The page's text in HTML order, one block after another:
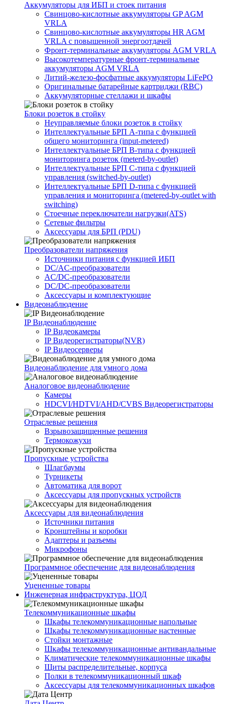
Аккумуляторы для ИБП и стоек питания
Свинцово-кислотные аккумуляторы GP AGM
VRLA
Свинцово-кислотные аккумуляторы HR AGM
VRLA с повышенной энергоотдачей
Фронт-терминальные аккумуляторы AGM VRLA
Высокотемпературные фронт-терминальные
аккумуляторы AGM VRLA
Литий-железо-фосфатные аккумуляторы LiFePO
Оригинальные батарейные картриджи (RBC)
Аккумуляторные стеллажи и шкафы
Блоки розеток в стойку
Неуправляемые блоки розеток в стойку
Интеллектуальные БРП А-типа с функцией
общего мониторинга (input-metered)
Интеллектуальные БРП B-типа с функцией
мониторинга розеток (meterd-by-outlet)
Интеллектуальные БРП C-типа с функцией
управления (switched-by-outlet)
Интеллектуальные БРП D-типа с функцией
управления и мониторинга (metered-by-outlet with
switching)
Стоечные переключатели нагрузки(ATS)
Сетевые фильтры
Аксессуары для БРП (PDU)
Преобразователи напряжения
Источники питания c функцией ИБП
DC/AC-преобразователи
AC/DC-преобразователи
DC/DC-преобразователи
Аксессуары и комплектующие
Видеонаблюдение
IP Видеонаблюдение
IP Видеокамеры
IP Видеорегистраторы(NVR)
IP Видеосерверы
Видеонаблюдение для умного дома
Аналоговое видеонаблюдение
Камеры
HDCVI/HDTVI/AHD/CVBS Видеорегистраторы
Отраслевые решения
Взрывозащищенные решения
Термокожухи
Пропускные устройства
Шлагбаумы
Турникеты
Автоматика для ворот
Аксессуары для пропускных устройств
Аксессуары для видеонаблюдения
Источники питания
Кронштейны и коробки
Адаптеры и разъемы
Микрофоны
Программное обеспечение для видеонаблюдения
Уцененные товары
Инженерная инфраструктура, ЦОД
Телекоммуникационные шкафы
Шкафы телекоммуникационные напольные
Шкафы телекоммуникационные настенные
Стойки монтажные
Шкафы телекоммуникационные антивандальные
Климатические телекоммуникационные шкафы
Щиты распределительные, корпуса
Полки в телекоммуникационный шкаф
Аксессуары для телекоммуникационных шкафов